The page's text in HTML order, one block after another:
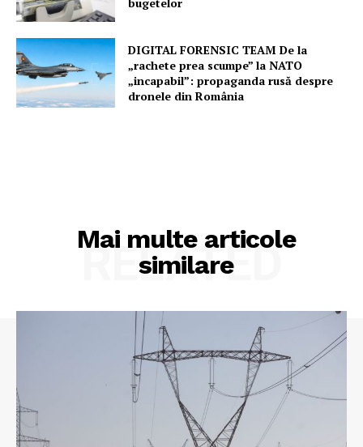
DIGITAL FORENSIC TEAM De la
„rachete prea scumpe” la NATO
„incapabil”: propaganda rusă despre
dronele din România
Mai multe articole
similare
RELATED